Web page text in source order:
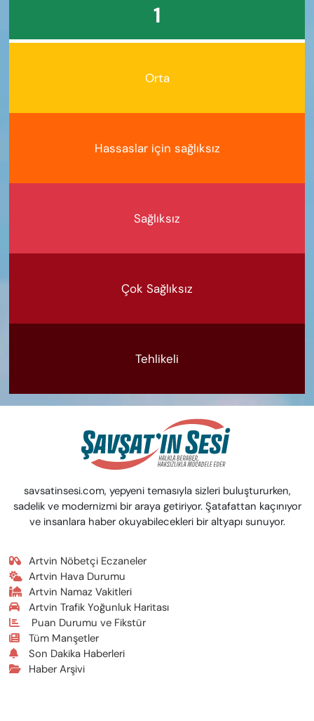
1
Orta
Hassaslar için sağlıksız
Sağlıksız
Çok Sağlıksız
Tehlikeli
savsatinsesi.com, yepyeni temasıyla sizleri buluştururken,
sadelik ve modernizmi bir araya getiriyor. Şatafattan kaçınıyor
ve insanlara haber okuyabilecekleri bir altyapı sunuyor.
Artvin Nöbetçi Eczaneler
Artvin Hava Durumu
Artvin Namaz Vakitleri
Artvin Trafik Yoğunluk Haritası
Puan Durumu ve Fikstür
Tüm Manşetler
Son Dakika Haberleri
Haber Arşivi